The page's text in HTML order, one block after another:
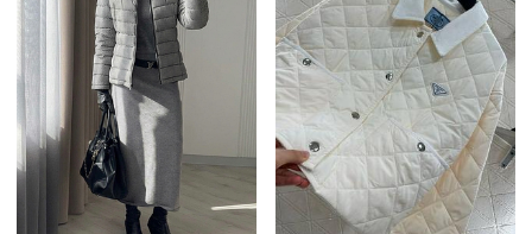
609 грн
Стьобана куртка
pep&amp;co womens
принтом у "гусячу лапку", є
3750 грн 6
Стьобана куртка
і ще 3